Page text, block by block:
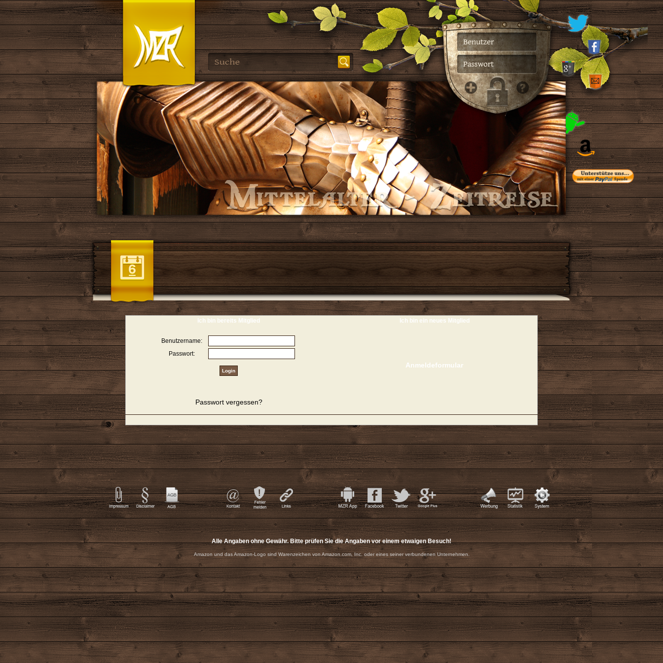
Ich bin bereits Mitglied Ich bin ein neues Mitglied
Benutzername:
Passwort:
Passwort vergessen?
Anmeldeformular
Alle Angaben ohne Gewähr. Bitte prüfen Sie die Angaben vor einem etwaigen Besuch!
Amazon und das Amazon-Logo sind Warenzeichen von Amazon.com, Inc. oder eines seiner verbundenen Unternehmen.